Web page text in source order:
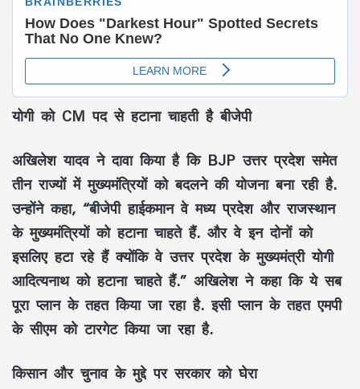
योगी को CM पद से हटाना चाहती है बीजेपी
अखिलेश यादव ने दावा किया है कि BJP उत्तर प्रदेश समेत
तीन राज्यों में मुख्यमंत्रियों को बदलने की योजना बना रही है.
उन्होंने कहा, “बीजेपी हाईकमान वे मध्य प्रदेश और राजस्थान
के मुख्यमंत्रियों को हटाना चाहते हैं. और वे इन दोनों को
इसलिए हटा रहे हैं क्योंकि वे उत्तर प्रदेश के मुख्यमंत्री योगी
आदित्यनाथ को हटाना चाहते हैं.” अखिलेश ने कहा कि ये सब
पूरा प्लान के तहत किया जा रहा है. इसी प्लान के तहत एमपी
के सीएम को टारगेट किया जा रहा है.
किसान और चुनाव के मुद्दे पर सरकार को घेरा